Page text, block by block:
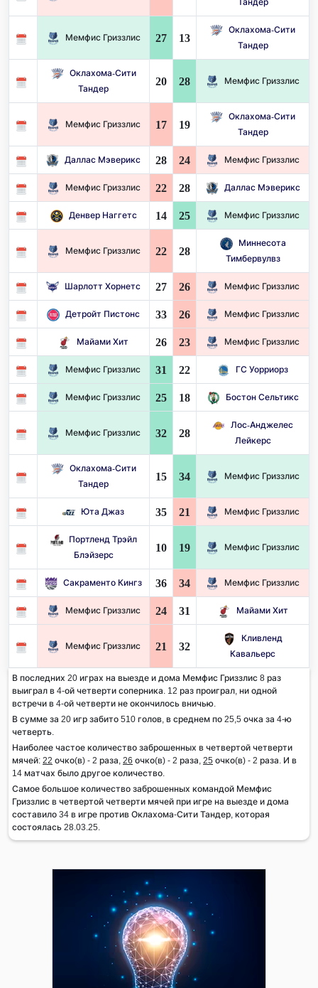
Мемфис Гриззлис 27 13
Оклахома-Сити
Тандер
Оклахома-Сити
Тандер
20 28 Мемфис Гриззлис
Мемфис Гриззлис 17 19
Оклахома-Сити
Тандер
Даллас Мэверикс 28 24 Мемфис Гриззлис
Мемфис Гриззлис 22 28 Даллас Мэверикс
Денвер Наггетс 14 25 Мемфис Гриззлис
Мемфис Гриззлис 22 28
Миннесота
Тимбервулвз
Шарлотт Хорнетс 27 26 Мемфис Гриззлис
Детройт Пистонс 33 26 Мемфис Гриззлис
Майами Хит 26 23 Мемфис Гриззлис
Мемфис Гриззлис 31 22 ГС Уорриорз
Мемфис Гриззлис 25 18 Бостон Сельтикс
Мемфис Гриззлис 32 28
Лос-Анджелес
Лейкерс
Оклахома-Сити
Тандер
15 34 Мемфис Гриззлис
Юта Джаз 35 21 Мемфис Гриззлис
Портленд Трэйл
Блэйзерс
10 19 Мемфис Гриззлис
Сакраменто Кингз 36 34 Мемфис Гриззлис
Мемфис Гриззлис 24 31 Майами Хит
Мемфис Гриззлис 21 32
Кливленд
Кавальерс
В последних 20 играх на выезде и дома Мемфис Гриззлис 8 раз
выиграл в 4-ой четверти соперника. 12 раз проиграл, ни одной
встречи в 4-ой четверти не окончилось вничью.
В сумме за 20 игр забито 510 голов, в среднем по 25,5 очка за 4-ю
четверть.
Наиболее частое количество заброшенных в четвертой четверти
мячей: 22 очко(в) - 2 раза, 26 очко(в) - 2 раза, 25 очко(в) - 2 раза. И в
14 матчах было другое количество.
Самое большое количество заброшенных командой Мемфис
Гриззлис в четвертой четверти мячей при игре на выезде и дома
составило 34 в игре против Оклахома-Сити Тандер, которая
состоялась 28.03.25.